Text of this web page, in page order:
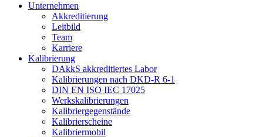
Unternehmen
Akkreditierung
Leitbild
Team
Karriere
Kalibrierung
DAkkS akkreditiertes Labor
Kalibrierungen nach DKD-R 6-1
DIN EN ISO IEC 17025
Werkskalibrierungen
Kalibriergegenstände
Kalibrierscheine
Kalibriermobil